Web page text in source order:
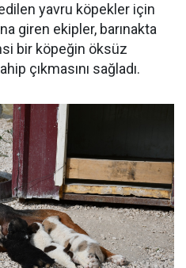
yavru köpekler için
giren ekipler, barınakta
bir köpeğin öksüz
çıkmasını sağladı.